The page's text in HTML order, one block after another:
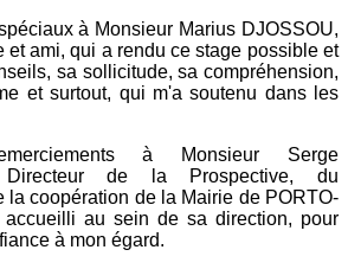
à Monsieur Marius DJOSSOU,
et ami, qui a rendu ce stage possible et
sa sollicitude, sa compréhension,
et surtout, qui m'a soutenu dans les
à Monsieur Serge
Directeur de la Prospective, du
la coopération de la Mairie de PORTO-
accueilli au sein de sa direction, pour
à mon égard.